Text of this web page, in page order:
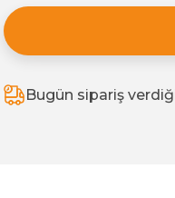
Bugün sipariş